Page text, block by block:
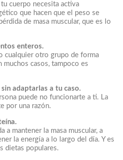
cuerpo necesita activa
que hacen que el peso se
de masa muscular, que es lo
enteros.
cualquier otro grupo de forma
muchos casos, tampoco es
adaptarlas a tu caso.
puede no funcionarte a ti. La
por una razón.
a mantener la masa muscular, a
la energía a lo largo del día. Y es
dietas populares.